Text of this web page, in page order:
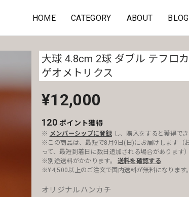
HOME CATEGORY ABOUT BLOG
大球 4.8cm 2球 ダブル テフロ
ゲオメトリクス
¥12,000
120 ポイント獲得
※ メンバーシップに登録 し、購入をすると獲得で
※この商品は、最短で8月9日(日)にお届けします（
って、最短到着日に数日追加される場合があります
※別途送料がかかります。
送料を確認する
※¥4,500以上のご注文で国内送料が無料になります
オリジナルハンカチ